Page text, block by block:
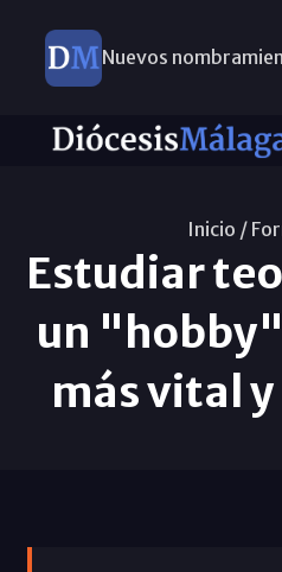
Nuevos
Inicio /
Estudiar
un
más vital